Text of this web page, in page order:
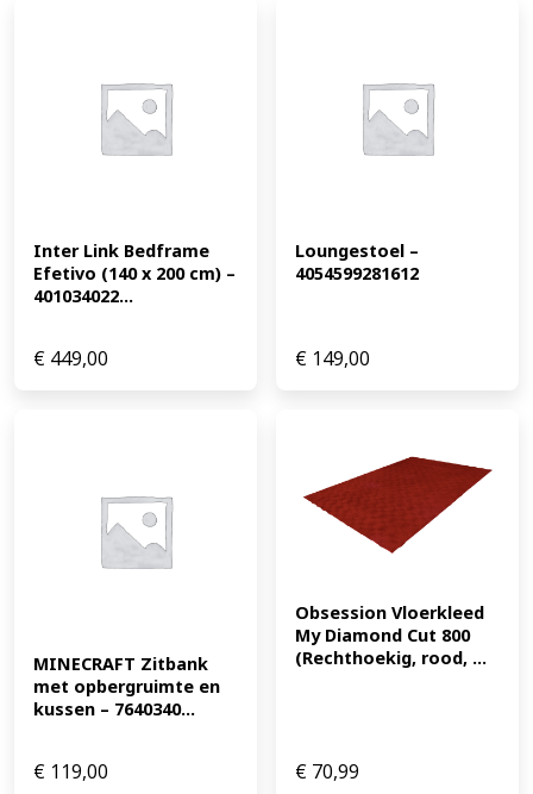
Inter Link Bedframe
Efetivo (140 x 200 cm) –
401034022...
€ 449,00
Loungestoel –
4054599281612
€ 149,00
MINECRAFT Zitbank
met opbergruimte en
kussen – 7640340...
€ 119,00
Obsession Vloerkleed
My Diamond Cut 800
(Rechthoekig, rood, ...
€ 70,99